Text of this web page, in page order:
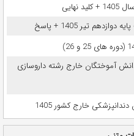
تیر 1405 + پاسخ
آموختگان خارج رشته داروسازی
خارج کشور 1405